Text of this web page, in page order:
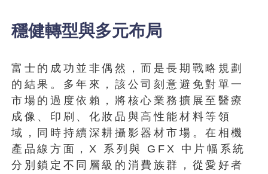
穩健轉型與多元布局
富士的成功並非偶然，而是長期戰略規劃
的結果。多年來，該公司刻意避免對單一
市場的過度依賴，將核心業務擴展至醫療
成像、印刷、化妝品與高性能材料等領
域，同時持續深耕攝影器材市場。在相機
產品線方面，X 系列與 GFX 中片幅系統
分別鎖定不同層級的消費族群，從愛好者